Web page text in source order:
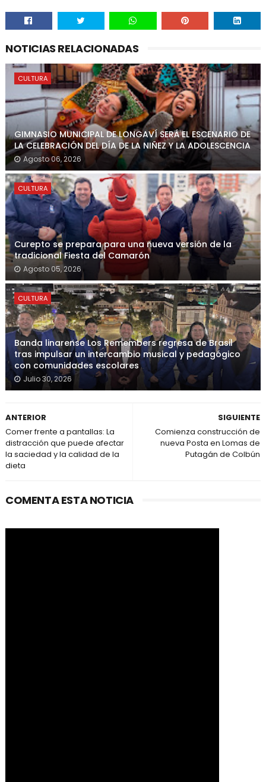
NOTICIAS RELACIONADAS
CULTURA
GIMNASIO MUNICIPAL DE LONGAVÍ SERÁ EL ESCENARIO DE
LA CELEBRACIÓN DEL DÍA DE LA NIÑEZ Y LA ADOLESCENCIA
Agosto 06, 2026
CULTURA
Curepto se prepara para una nueva versión de la
tradicional Fiesta del Camarón
Agosto 05, 2026
CULTURA
Banda linarense Los Remembers regresa de Brasil
tras impulsar un intercambio musical y pedagógico
con comunidades escolares
Julio 30, 2026
SIGUIENTE
Comienza construcción de
nueva Posta en Lomas de
Putagán de Colbún
ANTERIOR
Comer frente a pantallas: La
distracción que puede afectar
la saciedad y la calidad de la
dieta
COMENTA ESTA NOTICIA